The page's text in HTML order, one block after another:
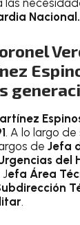
Nacional.
. A lo largo de
deJefa
del
efa Área
.